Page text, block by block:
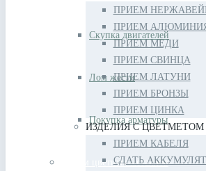
Скупка двигателей
Лом жести
Покупка арматуры
Прием цветных металлов
ПРИЕМ
ПРИЕМ
ПРИЕМ МЕДИ
ПРИЕМ СВИНЦА
ПРИЕМ ЛАТУНИ
ПРИЕМ БРОНЗЫ
ПРИЕМ ЦИНКА
ИЗДЕЛИЯ С ЦВЕТМЕТОМ
ПРИЕМ КАБЕЛЯ
СДАТЬ